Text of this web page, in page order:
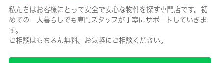
賃貸区分/契約期間
一般/2年
私たちはお客様にとって安全で安心な物件を探す専門店です。初
めての一人暮らしでも専門スタッフが丁寧にサポートしていきま
す。
ご相談はもちろん無料。お気軽にご相談ください。